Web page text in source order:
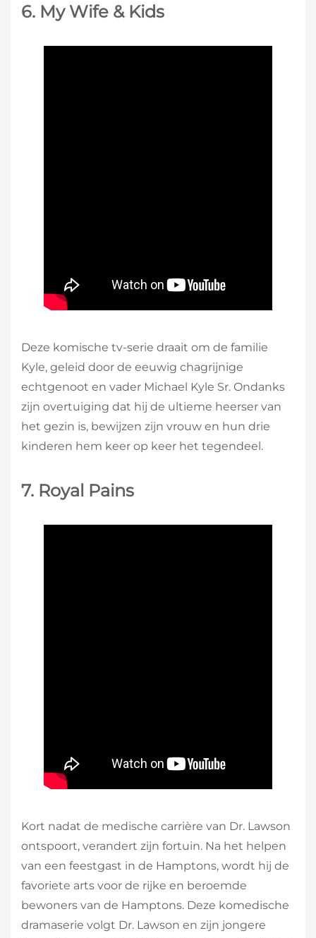
6. My Wife & Kids
Deze komische tv-serie draait om de familie
Kyle, geleid door de eeuwig chagrijnige
echtgenoot en vader Michael Kyle Sr. Ondanks
zijn overtuiging dat hij de ultieme heerser van
het gezin is, bewijzen zijn vrouw en hun drie
kinderen hem keer op keer het tegendeel.
7. Royal Pains
Kort nadat de medische carrière van Dr. Lawson
ontspoort, verandert zijn fortuin. Na het helpen
van een feestgast in de Hamptons, wordt hij de
favoriete arts voor de rijke en beroemde
bewoners van de Hamptons. Deze komedische
dramaserie volgt Dr. Lawson en zijn jongere